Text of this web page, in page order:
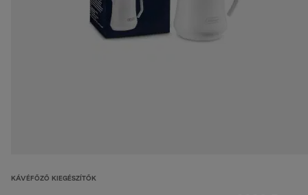
KÁVÉFŐZŐ KIEGÉSZÍTŐK